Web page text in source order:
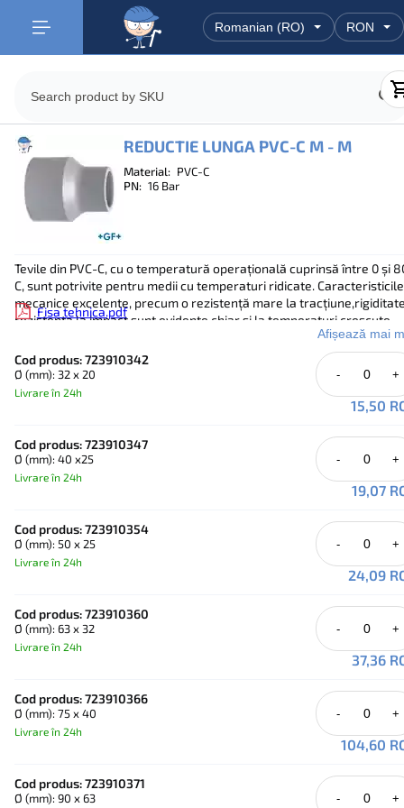
REDUCTIE LUNGA PVC-C M - M
Material: PVC-C
PN: 16 Bar
Tevile din PVC-C, cu o temperatură operațională cuprinsă între 0 și
C, sunt potrivite pentru medii cu temperaturi ridicate. Caracteristicile
mecanice excelente, precum o rezistență mare la
rezistența la impact sunt evidente chiar și la temperaturi crescute.
Capacitate de presiune de până la 16 bar.
Interval de temperatură de la 0 ° C la + 80 ° C.
-Marine
-Tehnologia de combatere
-Microelectronica
ridicate
-Rezistență chimică excepțională
-Rezistență la ardere și auto-stingere
Fisa tehnica.pdf
Afișează mai
Cod produs: 723910342
Ø (mm): 32 x 20
Livrare în 24h
- +
15,50
Cod produs: 723910347
Ø (mm): 40 x25
Livrare în 24h
- +
19,07
Cod produs: 723910354
Ø (mm): 50 x 25
Livrare în 24h
- +
24,09
Cod produs: 723910360
Ø (mm): 63 x 32
Livrare în 24h
- +
37,36
Cod produs: 723910366
Ø (mm): 75 x 40
Livrare în 24h
- +
104,60
Cod produs: 723910371
Ø (mm): 90 x 63 - +